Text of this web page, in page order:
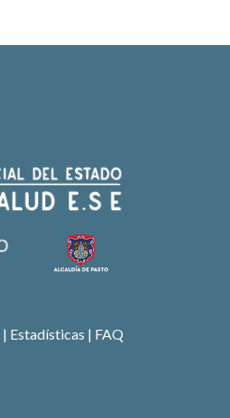
| Estadísticas | FAQ